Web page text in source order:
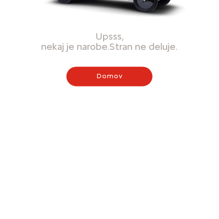
Upsss,
nekaj je narobe.Stran ne deluje.
Domov